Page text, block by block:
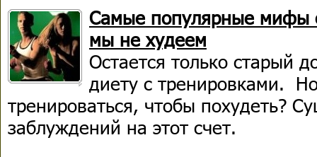
Самые популярные мифы
мы не худеем
Остается только старый
диету с тренировками.
тренироваться, чтобы похудеть?
заблуждений на этот счет.